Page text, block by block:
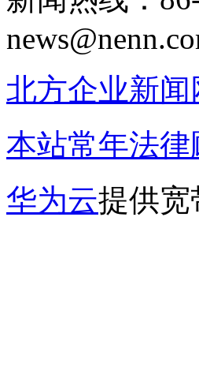
北方企业新闻
本站常年法
华为云提供宽